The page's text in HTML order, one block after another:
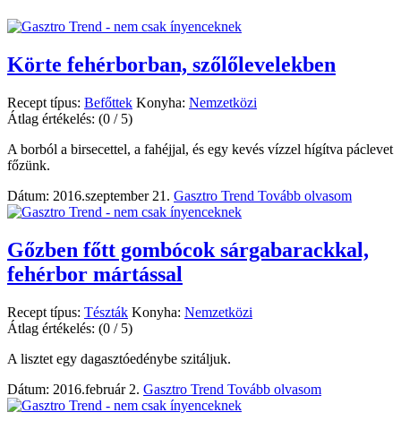
Körte fehérborban, szőlőlevelekben
Recept típus: Befőttek Konyha: Nemzetközi
Átlag értékelés: (0 / 5)
A borból a birsecettel, a fahéjjal, és egy kevés vízzel hígítva páclevet
főzünk.
Dátum: 2016.szeptember 21. Gasztro Trend Tovább olvasom
Gőzben főtt gombócok sárgabarackkal,
fehérbor mártással
Recept típus: Tészták Konyha: Nemzetközi
Átlag értékelés: (0 / 5)
A lisztet egy dagasztóedénybe szitáljuk.
Dátum: 2016.február 2. Gasztro Trend Tovább olvasom